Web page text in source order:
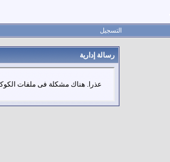
التسجيل
رسالة إدارية
عذرا. هناك مشكلة فى ملفات